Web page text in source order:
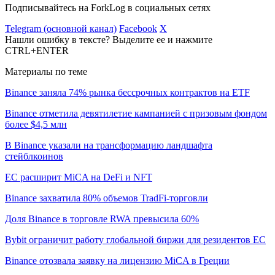
Подписывайтесь на ForkLog в социальных сетях
Telegram (основной канал) Facebook X
Нашли ошибку в тексте? Выделите ее и нажмите
CTRL+ENTER
Материалы по теме
Binance заняла 74% рынка бессрочных контрактов на ETF
Binance отметила девятилетие кампанией с призовым фондом
более $4,5 млн
В Binance указали на трансформацию ландшафта
стейблкоинов
ЕС расширит MiCA на DeFi и NFT
Binance захватила 80% объемов TradFi-торговли
Доля Binance в торговле RWA превысила 60%
Bybit ограничит работу глобальной биржи для резидентов ЕС
Binance отозвала заявку на лицензию MiCA в Греции